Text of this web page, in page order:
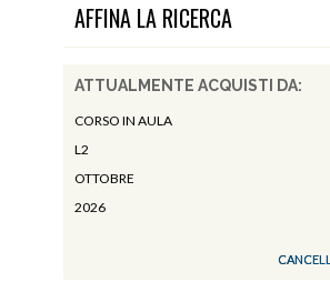
AFFINA LA RICERCA
ATTUALMENTE ACQUISTI DA:
CORSO IN AULA
L2
OTTOBRE
2026